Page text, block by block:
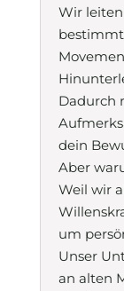
Wir
Dadurch
dein
Aber
Weil wir
um
Unser
an alten